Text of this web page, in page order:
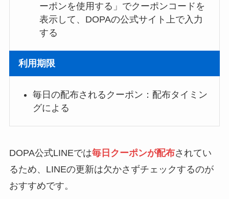
ーポンを使用する」でクーポンコードを
表示して、DOPAの公式サイト上で入力
する
利用期限
毎日の配布されるクーポン：配布タイミン
グによる
DOPA公式LINEでは毎日クーポンが配布されてい
るため、LINEの更新は欠かさずチェックするのが
おすすめです。